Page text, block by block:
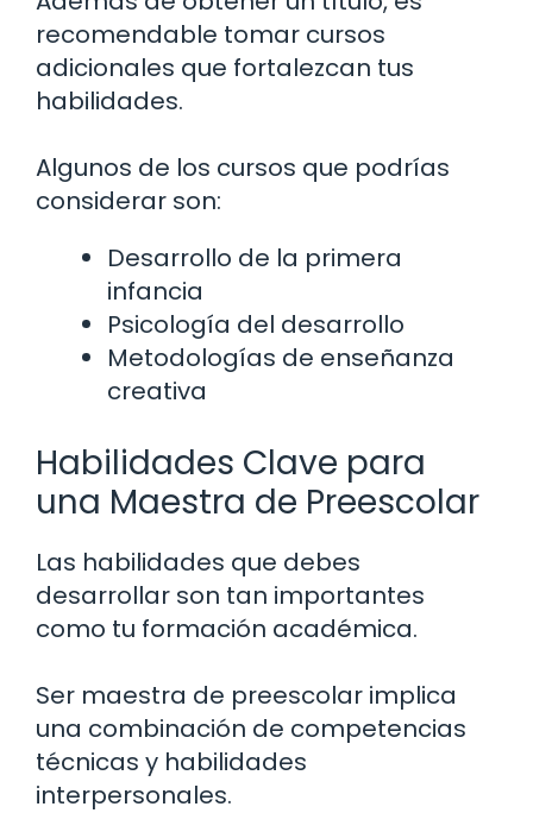
recomendable tomar cursos
adicionales que fortalezcan tus
habilidades.
Algunos de los cursos que podrías
considerar son:
Desarrollo de la primera
infancia
Psicología del desarrollo
Metodologías de enseñanza
creativa
Habilidades Clave para
una Maestra de Preescolar
Las habilidades que debes
desarrollar son tan importantes
como tu formación académica.
Ser maestra de preescolar implica
una combinación de competencias
técnicas y habilidades
interpersonales.